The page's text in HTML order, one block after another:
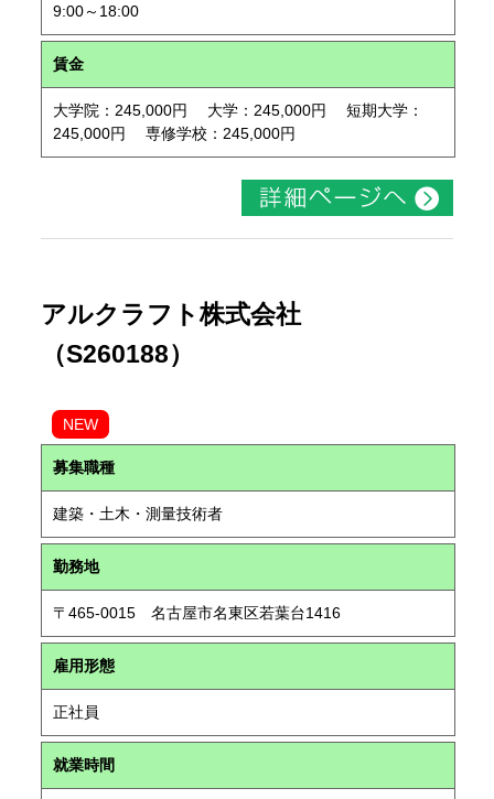
9:00～18:00
賃金
大学院：245,000円 大学：245,000円 短期大学：
245,000円 専修学校：245,000円
アルクラフト株式会社
（S260188）
NEW
募集職種
建築・土木・測量技術者
勤務地
〒465-0015 名古屋市名東区若葉台1416
雇用形態
正社員
就業時間